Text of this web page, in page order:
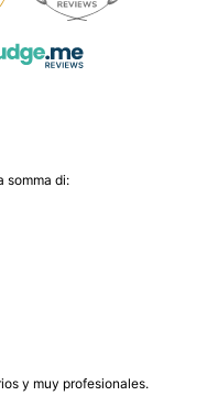
somma di:
y muy profesionales.